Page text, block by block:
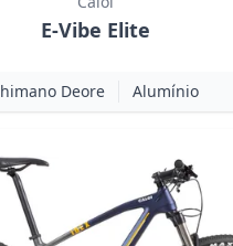
E-Vibe Elite
Deore Alumínio